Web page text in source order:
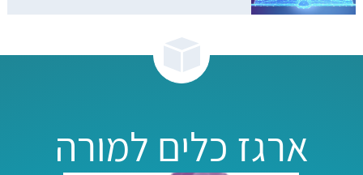
ארגז כלים למורה